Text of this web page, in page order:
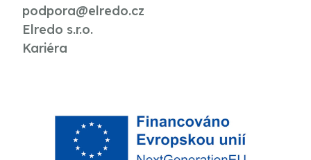
podpora@elredo.cz
Elredo s.r.o.
Kariéra